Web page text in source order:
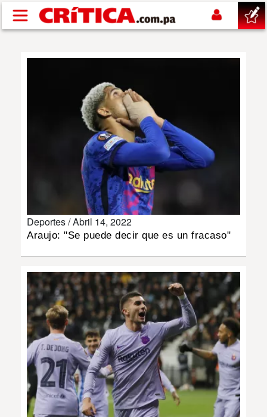
Pasar al contenido principal
DEPORTES
MUNDO
INSÓLITAS
MULTIMEDIA
IMPRESO
Deportes /Abril 14, 2022
Araujo: "Se puede decir que es un fracaso"